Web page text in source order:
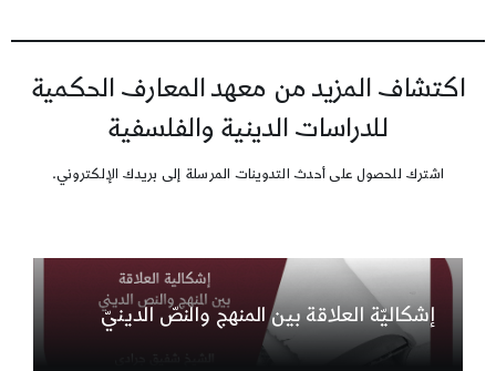
اكتشاف المزيد من معهد المعارف الحكمية
للدراسات الدينية والفلسفية
اشترك للحصول على أحدث التدوينات المرسلة إلى بريدك الإلكتروني.
إشكاليّة العلاقة بين المنهج والنصّ الدينيّ